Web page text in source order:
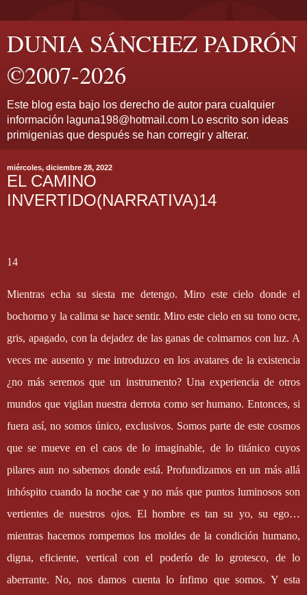
DUNIA SÁNCHEZ PADRÓN
©2007-2026
Este blog esta bajo los derecho de autor para cualquier
información laguna198@hotmail.com Lo escrito son ideas
primigenias que después se han corregir y alterar.
miércoles, diciembre 28, 2022
EL CAMINO
INVERTIDO(NARRATIVA)14
14
Mientras echa su siesta me detengo. Miro este cielo donde el
bochorno y la calima se hace sentir. Miro este cielo en su tono ocre,
gris, apagado, con la dejadez de las ganas de colmarnos con luz. A
veces me ausento y me introduzco en los avatares de la existencia
¿no más seremos que un instrumento? Una experiencia de otros
mundos que vigilan nuestra derrota como ser humano. Entonces, si
fuera así, no somos único, exclusivos. Somos parte de este cosmos
que se mueve en el caos de lo imaginable, de lo titánico cuyos
pilares aun no sabemos donde está. Profundizamos en un más allá
inhóspito cuando la noche cae y no más que puntos luminosos son
vertientes de nuestros ojos. El hombre es tan su yo, su ego…
mientras hacemos rompemos los moldes de la condición humano,
digna, eficiente, vertical con el poderío de lo grotesco, de lo
aberrante. No, nos damos cuenta lo ínfimo que somos. Y esta